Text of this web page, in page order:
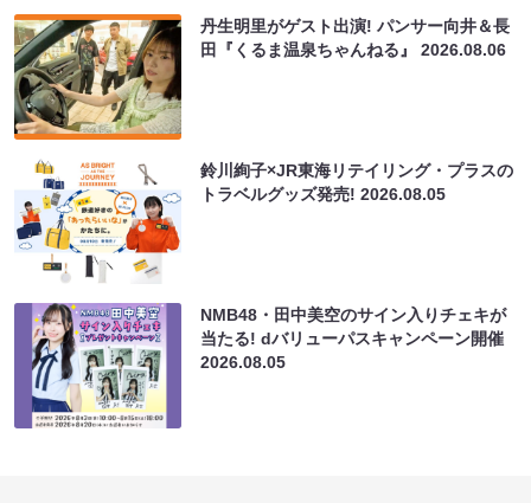
丹生明里がゲスト出演! パンサー向井＆長
田『くるま温泉ちゃんねる』2026.08.06
鈴川絢子×JR東海リテイリング・プラスの
トラベルグッズ発売!2026.08.05
NMB48・田中美空のサイン入りチェキが
当たる! dバリューパスキャンペーン開催
2026.08.05